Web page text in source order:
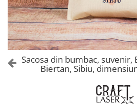
Castelul Peles
Cetatea Alba Carolina
Cetatea de Scaun a Sucevei
Cetatea Oradea
Sighisoara
Bojdeuca "Ion Creanga", Iasi
Cani suvenir
Colectia "Orase Medievale"
Colectia Semne de carte Suvenir
Semn de carte suvenir acuarela
Semn de carte suvenir gravat
Magneti de frigider, din lemn
Sacosa din bumbac, suvenir,
Biertan, Sibiu,